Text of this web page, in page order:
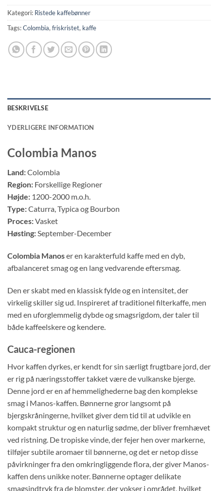
Kategori: Ristede kaffebønner
Tags:Colombia, friskristet, kaffe
BESKRIVELSE
YDERLIGERE INFORMATION
Colombia Manos
Land:Colombia
Region: Forskellige Regioner
Højde: 1200-2000 m.o.h.
Type:Caturra, Typica og Bourbon
Proces:Vasket
Høsting:September-December
Colombia Manoser en karakterfuld kaffe med en dyb,
afbalanceret smag og en lang vedvarende eftersmag.
Den er skabt med en klassisk fylde og en intensitet, der
virkelig skiller sig ud. Inspireret af traditionel filterkaffe, men
med en uforglemmelig dybde og smagsrigdom, der taler til
både kaffeelskere og kendere.
Cauca-regionen
Hvor kaffen dyrkes, er kendt for sin særligt frugtbare jord, der
er rig på næringsstoffer takket være de vulkanske bjerge.
Denne jord er en af hemmelighederne bag den komplekse
smag i Manos-kaffen. Bønnerne gror langsomt på
bjergskråningerne, hvilket giver dem tid til at udvikle en
kompakt struktur og en naturlig sødme, der bliver fremhævet
ved ristning. De tropiske vinde, der fejer hen over markerne,
tilføjer subtile aromaer til bønnerne, og det er netop disse
påvirkninger fra den omkringliggende flora, der giver Manos-
kaffen dens unikke noter. Bønnerne optager delikate
smagsindtryk fra de blomster, der vokser i området, hvilket